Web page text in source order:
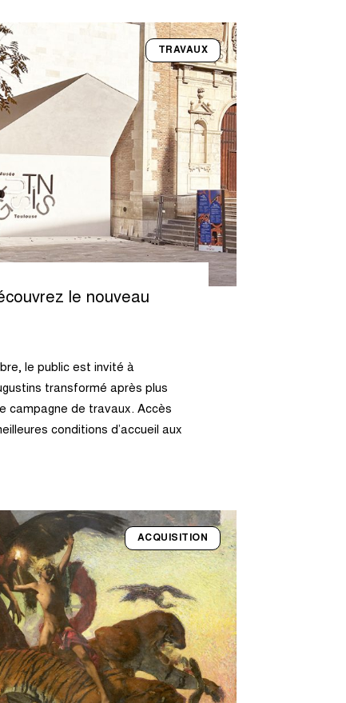
TRAVAUX
le nouveau
le public est invité à
transformé après plus
campagne de travaux. Accès
conditions d’accueil aux
ACQUISITION